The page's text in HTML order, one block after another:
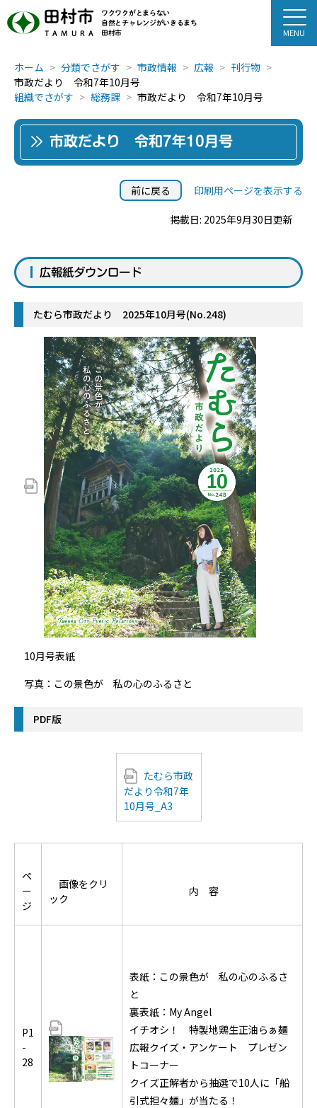
田村市
TAMURA
ワクワクがとまらない
自然とチャレンジがいきるまち
田村市
ホーム 分類でさがす 市政情報 広報
刊行物
市政だより 令和7年10月号
組織でさがす
総務課 市政だより 令和7年10月号
市政だより 令和7年10月号
前に戻る 印刷用ページを表示する
掲載日: 2025年9月30日更新
広報紙ダウンロード
たむら市政だより 2025年10月号(No.248)
10月号表紙
写真：この景色が 私の心のふるさと
PDF版
たむら市政
だより令和7年
10月号_A3
ペ
ー
ジ
画像をクリ
ック
内 容
P1
-
28
表紙：この景色が 私の心のふるさ
と
裏表紙：My Angel
イチオシ！ 特製地鶏生正油らぁ麺
広報クイズ・アンケート プレゼン
トコーナー
クイズ正解者から抽選で10人に「船
引式担々麺」が当たる！